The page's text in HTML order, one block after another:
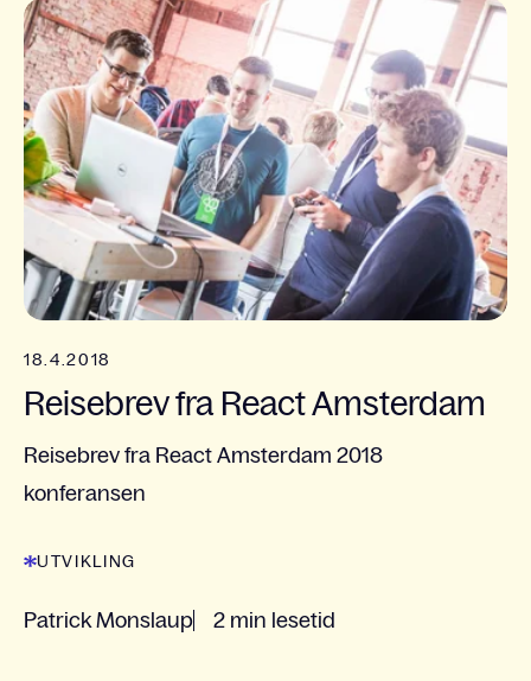
18.4.2018
Reisebrev fra React Amsterdam
Reisebrev fra React Amsterdam 2018
konferansen
UTVIKLING
Patrick Monslaup 2 min lesetid